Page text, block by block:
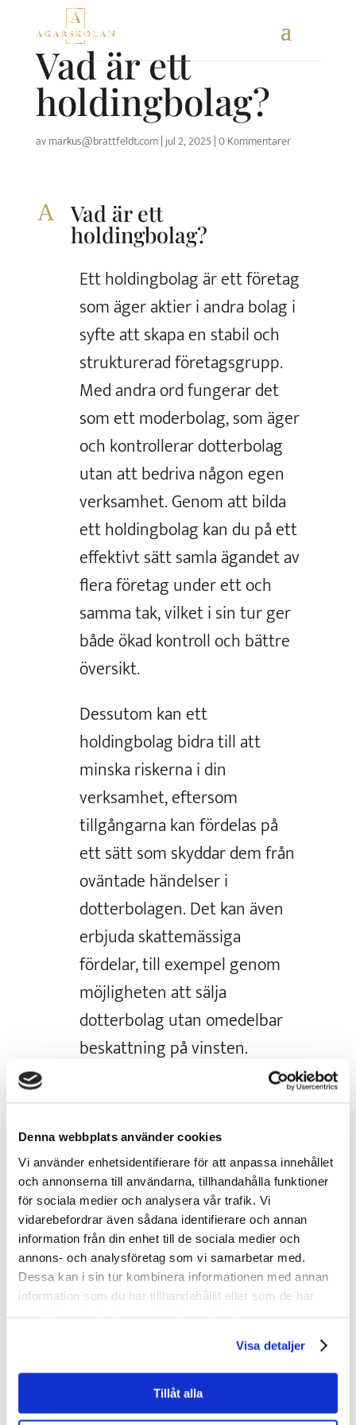
content
Denna webbplats använder cookies
Vi använder enhetsidentifierare för att anpassa innehållet
och annonserna till användarna, tillhandahålla funktioner
för sociala medier och analysera vår trafik. Vi
vidarebefordrar även sådana identifierare och annan
information från din enhet till de sociala medier och
annons- och analysföretag som vi samarbetar med.
Dessa kan i sin tur kombinera informationen med annan
information som du har tillhandahållit eller som de har
Visa detaljer
Tillåt alla
Vad är ett
holdingbolag?
avmarkus@brattfeldt.com|jul 2, 2025 |0 Kommentarer
A Vad är ett
holdingbolag?
Ett holdingbolag är ett företag
som äger aktier i andra bolag i
syfte att skapa en stabil och
strukturerad företagsgrupp.
Med andra ord fungerar det
som ett moderbolag, som äger
och kontrollerar dotterbolag
utan att bedriva någon egen
verksamhet. Genom att bilda
ett holdingbolag kan du på ett
effektivt sätt samla ägandet av
flera företag under ett och
samma tak, vilket i sin tur ger
både ökad kontroll och bättre
översikt.
Dessutom kan ett
holdingbolag bidra till att
minska riskerna i din
verksamhet, eftersom
tillgångarna kan fördelas på
ett sätt som skyddar dem från
oväntade händelser i
dotterbolagen. Det kan även
erbjuda skattemässiga
fördelar, till exempel genom
möjligheten att sälja
dotterbolag utan omedelbar
beskattning på vinsten.
Kort sagt: Holdingbolaget är
vill planera långsiktigt och
säkra ditt företags framtid.
Anmäl dig till Ägarskolans fria
webinar om just holdingbolag
här
Skicka kommentar